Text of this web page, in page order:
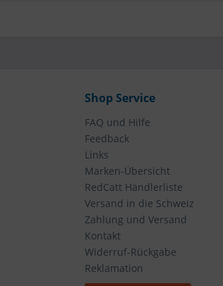
Shop Service
FAQ und Hilfe
Feedback
Links
Marken-Übersicht
RedCatt Händlerliste
Versand in die Schweiz
Zahlung und Versand
Kontakt
Widerruf-Rückgabe
Reklamation